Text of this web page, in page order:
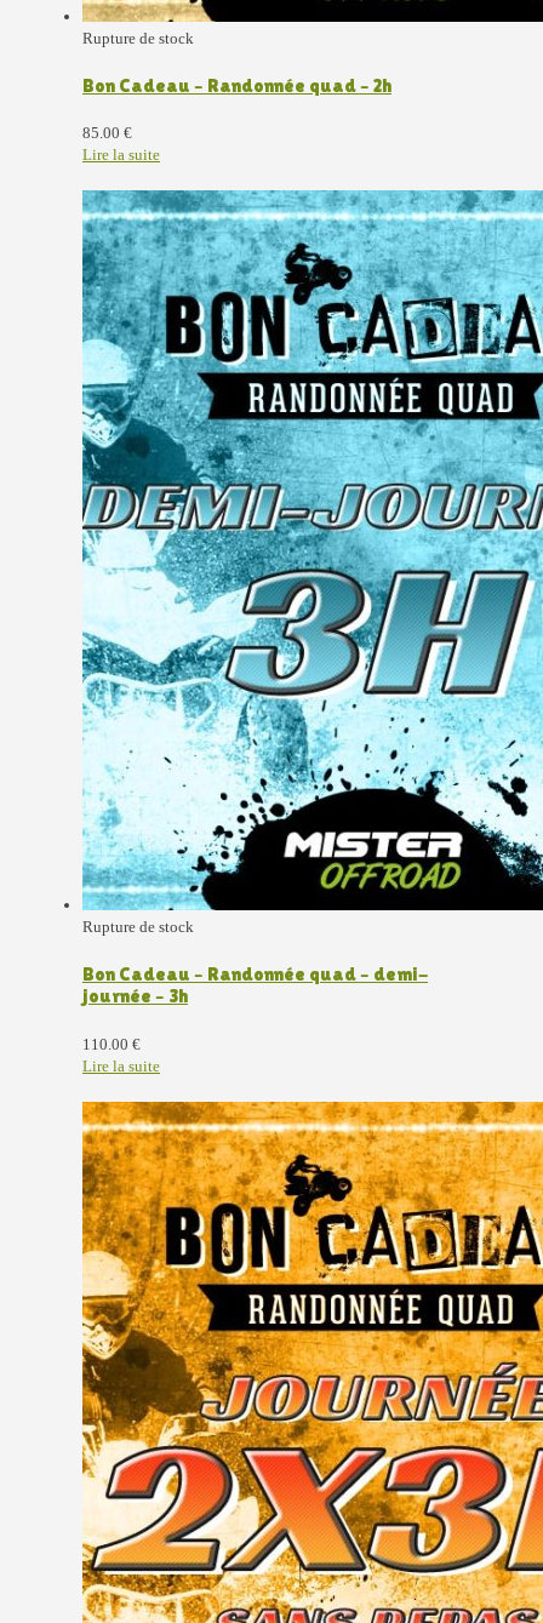
Rupture de stock
Bon Cadeau – Randonnée quad – 2h
85.00 €
Lire la suite
Rupture de stock
Bon Cadeau – Randonnée quad – demi-
journée – 3h
110.00 €
Lire la suite